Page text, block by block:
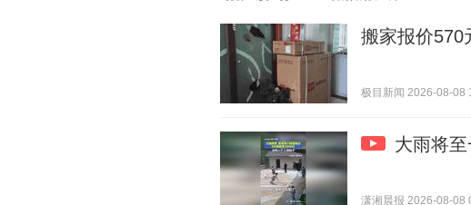
搬家报价570
极目新闻 2026-08-08
大雨将
潇湘晨报 2026-08-08